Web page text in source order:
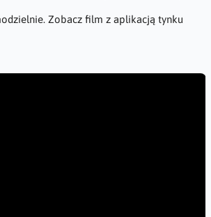
Zobacz film z aplikacją tynku